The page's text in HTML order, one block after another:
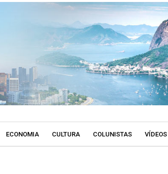
ECONOMIA CULTURA COLUNISTAS VÍDEOS